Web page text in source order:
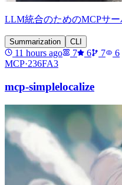
LLM統合のためのMCPサ
Summarization CLI
11 hours ago 7 6 7
6
MCP·236FA3
mcp-simplelocalize